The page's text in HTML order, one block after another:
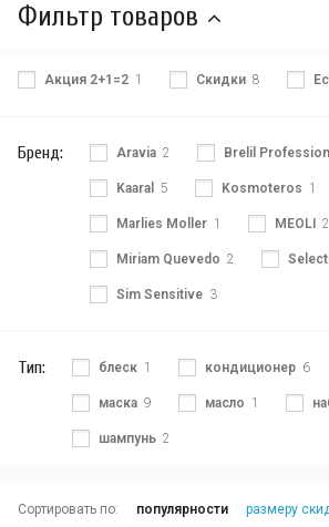
Фильтр товаров
Акция 2+1=2 1 Скидки 8
Бренд: Aravia 2 Brelil
Kaaral 5 Kosmoteros 1
Marlies Moller 1 MEOLI 2
Miriam Quevedo 2
Sim Sensitive 3
Тип: блеск 1 кондиционер 6
маска 9 масло 1
шампунь 2
Сортировать по: популярности размеру